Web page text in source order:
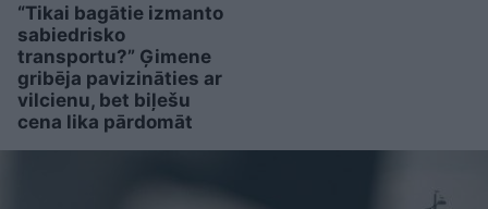
“Tikai bagātie izmanto
sabiedrisko
transportu?” Ģimene
gribēja pavizināties ar
vilcienu, bet biļešu
cena lika pārdomāt